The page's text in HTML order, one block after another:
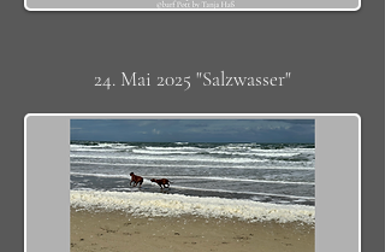
24. Mai 2025 "Salzwasser"